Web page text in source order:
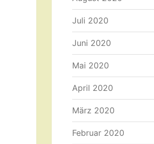
Juli 2020
Juni 2020
Mai 2020
April 2020
März 2020
Februar 2020